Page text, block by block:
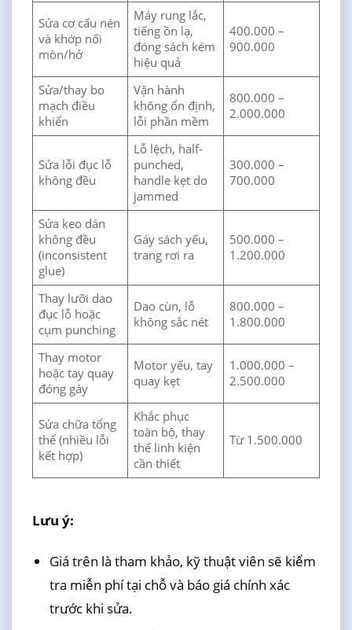
Sửa cơ cấu nén
và khớp nối
mòn/hở
Máy rung lắc,
tiếng ồn lạ,
đóng sách kém
hiệu quả
400.000 –
900.000
Sửa/thay bo
mạch điều
khiển
Vận hành
không ổn định,
lỗi phần mềm
800.000 –
2.000.000
Sửa lỗi đục lỗ
không đều
Lỗ lệch, half-
punched,
handle kẹt do
jammed
300.000 –
700.000
Sửa keo dán
không đều
(inconsistent
glue)
Gáy sách yếu,
trang rơi ra
500.000 –
1.200.000
Thay lưỡi dao
đục lỗ hoặc
cụm punching
Dao cùn, lỗ
không sắc nét
800.000 –
1.800.000
Thay motor
hoặc tay quay
đóng gáy
Motor yếu, tay
quay kẹt
1.000.000 –
2.500.000
Sửa chữa tổng
thể (nhiều lỗi
kết hợp)
Khắc phục
toàn bộ, thay
thế linh kiện
cần thiết
Từ 1.500.000
Lưu ý:
Giá trên là tham khảo, kỹ thuật viên sẽ kiểm
tra miễn phí tại chỗ và báo giá chính xác
trước khi sửa.